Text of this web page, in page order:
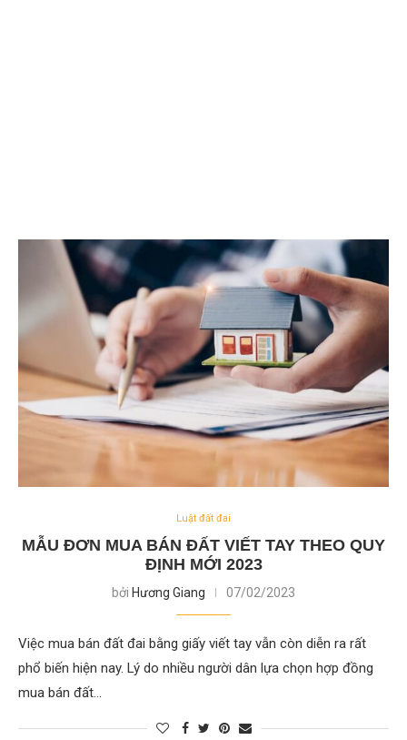
Luật đất đai
MẪU ĐƠN MUA BÁN ĐẤT VIẾT TAY THEO QUY
ĐỊNH MỚI 2023
bởi Hương Giang 07/02/2023
Việc mua bán đất đai bằng giấy viết tay vẫn còn diễn ra rất
phổ biến hiện nay. Lý do nhiều người dân lựa chọn hợp đồng
mua bán đất…